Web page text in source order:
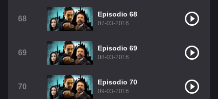
68
Episodio 68
07-03-2016
69
Episodio 69
08-03-2016
70
Episodio 70
09-03-2016